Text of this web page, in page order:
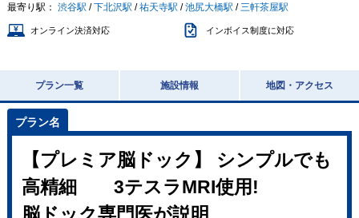
最寄り駅： 渋谷駅 /下北沢駅 /祐天寺駅 /池尻大橋駅 /三軒茶屋駅
オンライン決済対応 インボイス制度に対応
プラン一覧 施設情報 地図・アクセス
【プレミア脳ドック】 シンプルでも
高精細 3テスラMRI使用!